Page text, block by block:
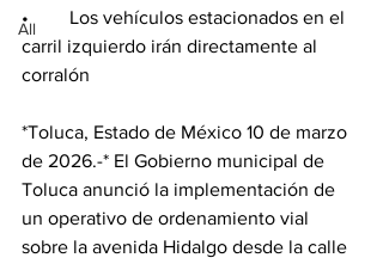
All
•	Los vehículos estacionados en el
carril izquierdo irán directamente al
corralón
*Toluca, Estado de México 10 de marzo
de 2026.-* El Gobierno municipal de
Toluca anunció la implementación de
un operativo de ordenamiento vial
sobre la avenida Hidalgo desde la calle